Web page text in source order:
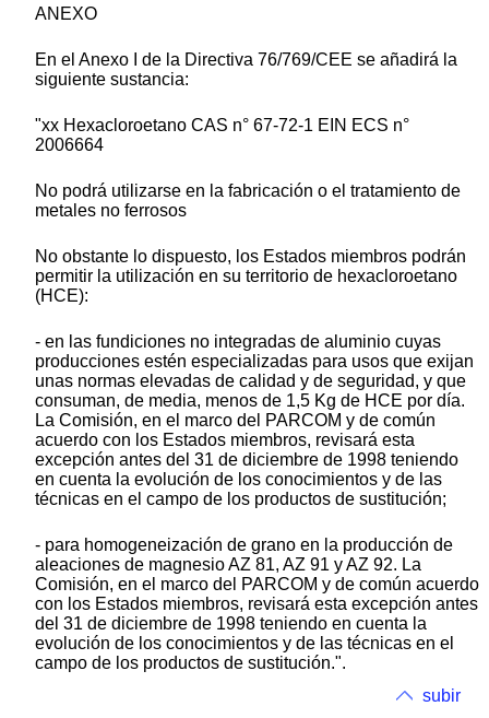
ANEXO
En el Anexo I de la Directiva 76/769/CEE se añadirá la
siguiente sustancia:
"xx Hexacloroetano CAS n° 67-72-1 EIN ECS n°
2006664
No podrá utilizarse en la fabricación o el tratamiento de
metales no ferrosos
No obstante lo dispuesto, los Estados miembros podrán
permitir la utilización en su territorio de hexacloroetano
(HCE):
- en las fundiciones no integradas de aluminio cuyas
producciones estén especializadas para usos que exijan
unas normas elevadas de calidad y de seguridad, y que
consuman, de media, menos de 1,5 Kg de HCE por día.
La Comisión, en el marco del PARCOM y de común
acuerdo con los Estados miembros, revisará esta
excepción antes del 31 de diciembre de 1998 teniendo
en cuenta la evolución de los conocimientos y de las
técnicas en el campo de los productos de sustitución;
- para homogeneización de grano en la producción de
aleaciones de magnesio AZ 81, AZ 91 y AZ 92. La
Comisión, en el marco del PARCOM y de común acuerdo
con los Estados miembros, revisará esta excepción antes
del 31 de diciembre de 1998 teniendo en cuenta la
evolución de los conocimientos y de las técnicas en el
campo de los productos de sustitución.".
subir